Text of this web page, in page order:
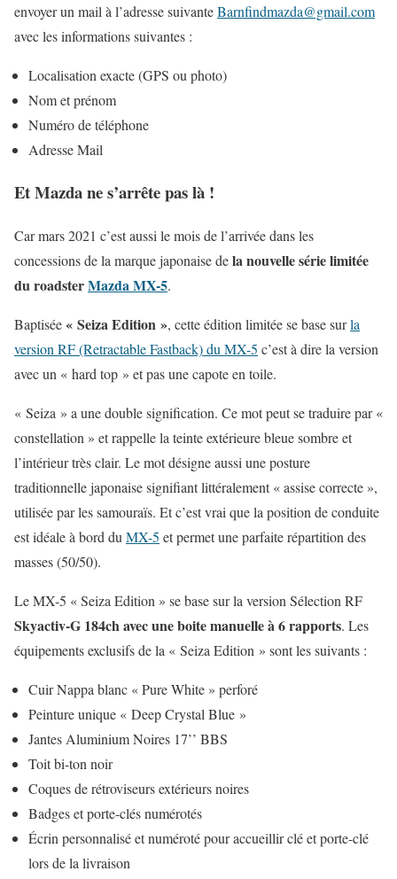
envoyer un mail à l’adresse suivanteBarnfindmazda@gmail.com
avec les informations suivantes :
Localisation exacte (GPS ou photo)
Nom et prénom
Numéro de téléphone
Adresse Mail
Et Mazda ne s’arrête pas là !
Car mars 2021 c’est aussi le mois de l’arrivée dans les
concessions de la marque japonaise dela nouvelle série limitée
du roadsterMazda MX-5.
Baptisée« Seiza Edition », cette édition limitée se base surla
version RF (Retractable Fastback) du MX-5 c’est à dire la version
avec un « hard top » et pas une capote en toile.
« Seiza » a une double signification. Ce mot peut se traduire par «
constellation » et rappelle la teinte extérieure bleue sombre et
l’intérieur très clair. Le mot désigne aussi une posture
traditionnelle japonaise signifiant littéralement « assise correcte »,
utilisée par les samouraïs. Et c’est vrai que la position de conduite
est idéale à bord du MX-5 et permet une parfaite répartition des
masses (50/50).
Le MX-5 « Seiza Edition » se base sur la version Sélection RF
Skyactiv-G 184ch avec une boite manuelle à 6 rapports. Les
équipements exclusifs de la « Seiza Edition » sont les suivants :
Cuir Nappa blanc « Pure White » perforé
Peinture unique « Deep Crystal Blue »
Jantes Aluminium Noires 17’’ BBS
Toit bi-ton noir
Coques de rétroviseurs extérieurs noires
Badges et porte-clés numérotés
Écrin personnalisé et numéroté pour accueillir clé et porte-clé
lors de la livraison